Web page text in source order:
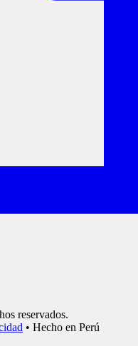
reservados.
• Hecho en Perú